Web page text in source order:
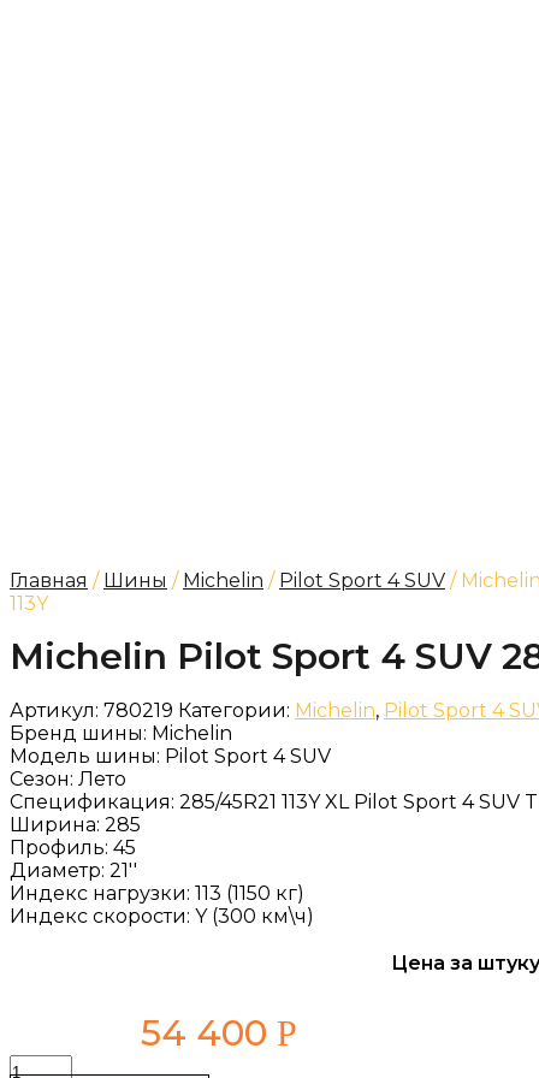
Главная / Шины / Michelin / Pilot Sport 4 SUV /
113Y
Michelin Pilot Sport 4 SUV
Артикул: 780219 Категории: Michelin, Pilot Sport 4
Бренд шины: Michelin
Модель шины: Pilot Sport 4 SUV
Сезон: Лето
Спецификация: 285/45R21 113Y XL Pilot Sport 4 SUV
Ширина: 285
Профиль: 45
Диаметр: 21''
Индекс нагрузки: 113 (1150 кг)
Индекс скорости: Y (300 км\ч)
Цена за
54 400 Р
Количество